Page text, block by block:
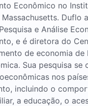
Econômico no
Duflo
e Análise
e é diretora do
de economia de
Sua pesquisa se
nos
incluindo o
a educação, o